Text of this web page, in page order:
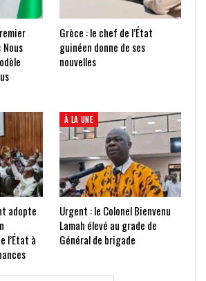
Grèce : le chef de l’État
guinéen donne de ses
nouvelles
adopte
l’État à
À LA UNE
Urgent : le Colonel Bienvenu
Lamah élevé au grade de
Général de brigade